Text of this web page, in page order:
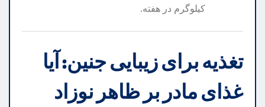
کیلوگرم در هفته.
تغذیه برای زیبایی جنین: آیا
غذای مادر بر ظاهر نوزاد